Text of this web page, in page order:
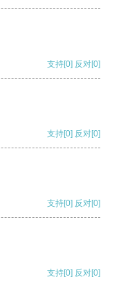
支持[0] 反对[0]
支持[0] 反对[0]
支持[0] 反对[0]
支持[0] 反对[0]